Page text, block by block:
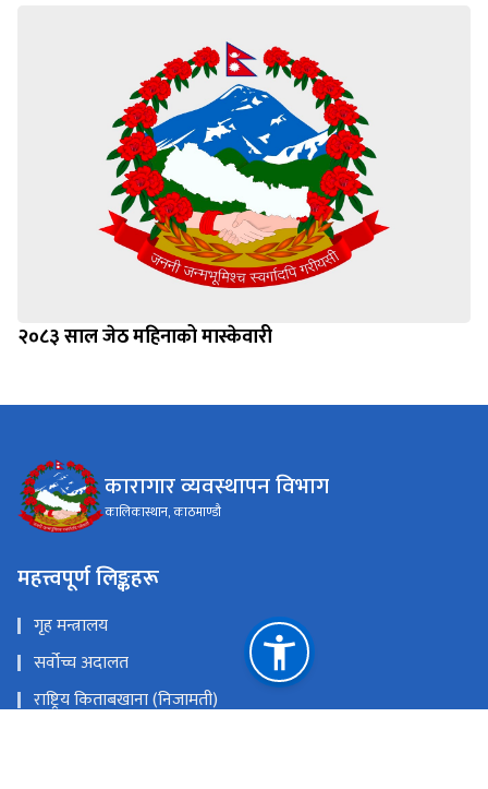
२०८३ साल जेठ महिनाको मास्केवारी
कारागार व्यवस्थापन विभाग
कालिकास्थान, काठमाण्डौ
महत्त्वपूर्ण लिङ्कहरू
गृह मन्त्रालय
सर्वोच्च अदालत
राष्ट्रिय किताबखाना (निजामती)